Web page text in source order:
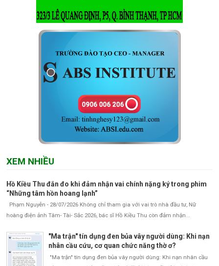
XEM NHIỀU
Hồ Kiều Thu đắn đo khi đảm nhận vai chính nặng ký trong phim
“Những tâm hồn hoang lạnh”
Phạm Nguyễn - 28/07/2026 Không chỉ tham gia với vai trò nhà đầu tư, Nữ
hoàng điện ảnh Tâm- Tài- Sắc 2026, bác sĩ Hồ Kiều Thu còn đảm nhận...
"Ma trận" tín dụng đen bủa vây người dùng: Khi nạn
nhân cầu cứu, cơ quan chức năng thờ ơ?
"Ma trận" tín dụng đen bủa vây người dùng: Khi nạn nhân cầu